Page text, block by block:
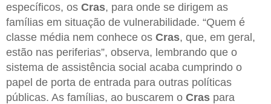
específicos, os Cras, para onde se dirigem as
famílias em situação de vulnerabilidade. “Quem é
classe média nem conhece os Cras, que, em geral,
estão nas periferias”, observa, lembrando que o
sistema de assistência social acaba cumprindo o
papel de porta de entrada para outras políticas
públicas. As famílias, ao buscarem o Cras para